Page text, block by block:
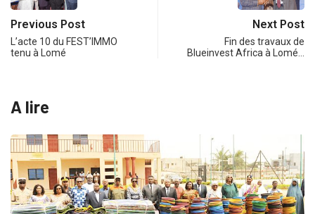
Previous Post
L’acte 10 du FEST’IMMO
tenu à Lomé
Next Post
Fin des travaux de
Blueinvest Africa à Lomé…
A lire